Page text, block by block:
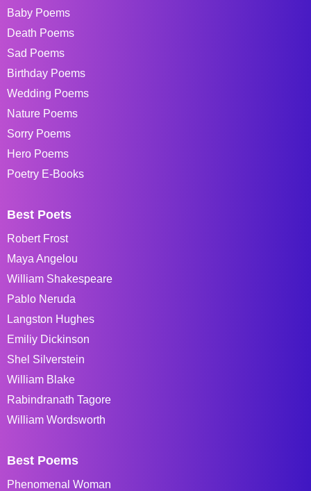
Baby Poems
Death Poems
Sad Poems
Birthday Poems
Wedding Poems
Nature Poems
Sorry Poems
Hero Poems
Poetry E-Books
Best Poets
Robert Frost
Maya Angelou
William Shakespeare
Pablo Neruda
Langston Hughes
Emiliy Dickinson
Shel Silverstein
William Blake
Rabindranath Tagore
William Wordsworth
Best Poems
Phenomenal Woman